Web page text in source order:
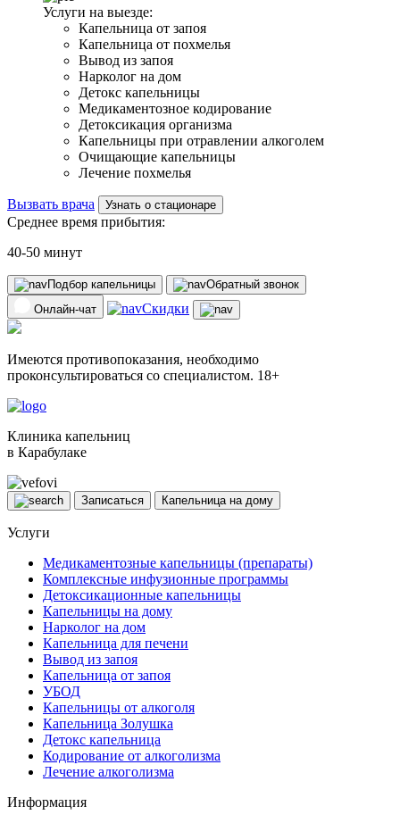
Услуги на выезде:
Капельница от запоя
Капельница от похмелья
Вывод из запоя
Нарколог на дом
Детокс капельницы
Медикаментозное кодирование
Детоксикация организма
Капельницы при отравлении алкоголем
Очищающие капельницы
Лечение похмелья
Вызвать врача Узнать о стационаре
Среднее время прибытия:
40-50 минут
Подбор капельницы
Обратный звонок
Онлайн-чат
Скидки
Имеются противопоказания, необходимо
проконсультироваться со специалистом. 18+
Клиника капельниц
в Карабулаке
Записаться Капельница на дому
Услуги
Медикаментозные капельницы (препараты)
Комплексные инфузионные программы
Детоксикационные капельницы
Капельницы на дому
Нарколог на дом
Капельница для печени
Вывод из запоя
Капельница от запоя
УБОД
Капельницы от алкоголя
Капельница Золушка
Детокс капельница
Кодирование от алкоголизма
Лечение алкоголизма
Информация